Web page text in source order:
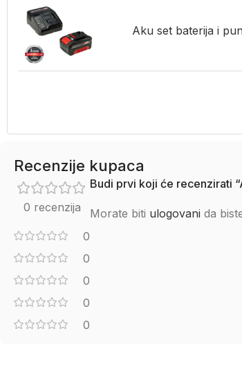
Aku set baterija i
Recenzije kupaca
0 recenzija
0
0
0
0
0
Budi prvi koji će recenzirati
Morate biti ulogovani da